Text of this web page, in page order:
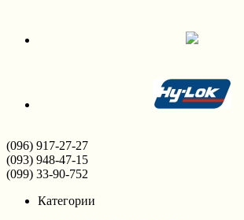
(096) 917-27-27
(093) 948-47-15
(099) 33-90-752
Категории